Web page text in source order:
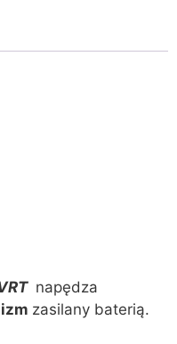
napędza
zasilany baterią.